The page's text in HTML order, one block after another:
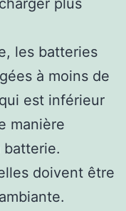
les batteries
à moins de
est inférieur
manière
batterie.
doivent être